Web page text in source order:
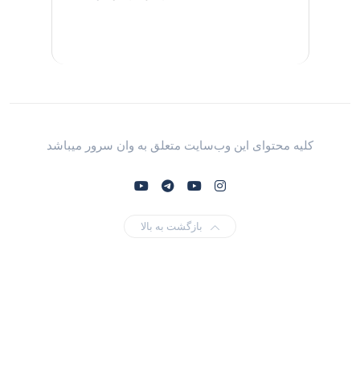
کلیه محتوای این وب‌سایت متعلق به وان سرور میباشد
بازگشت به بالا